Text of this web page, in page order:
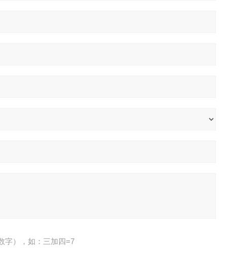
字），如：三加四=7